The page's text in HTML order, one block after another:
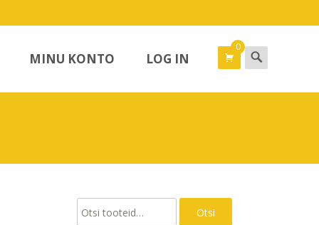
MINU KONTO LOG IN
0 Search
for:
Otsi: Otsi